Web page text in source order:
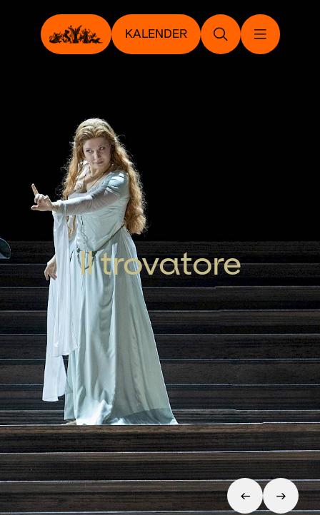
KALENDER
Il trovatore